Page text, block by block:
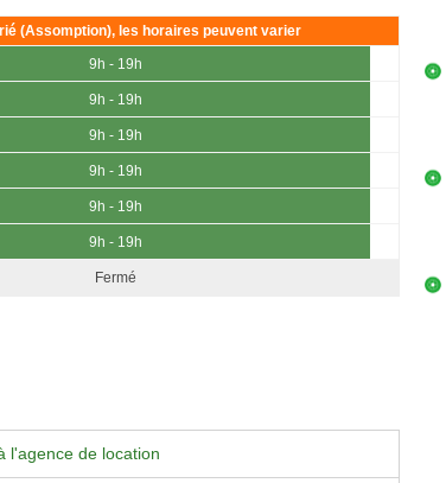
(Assomption), les horaires peuvent varier
9h - 19h
9h - 19h
9h - 19h
9h - 19h
9h - 19h
9h - 19h
Fermé
l'agence de location